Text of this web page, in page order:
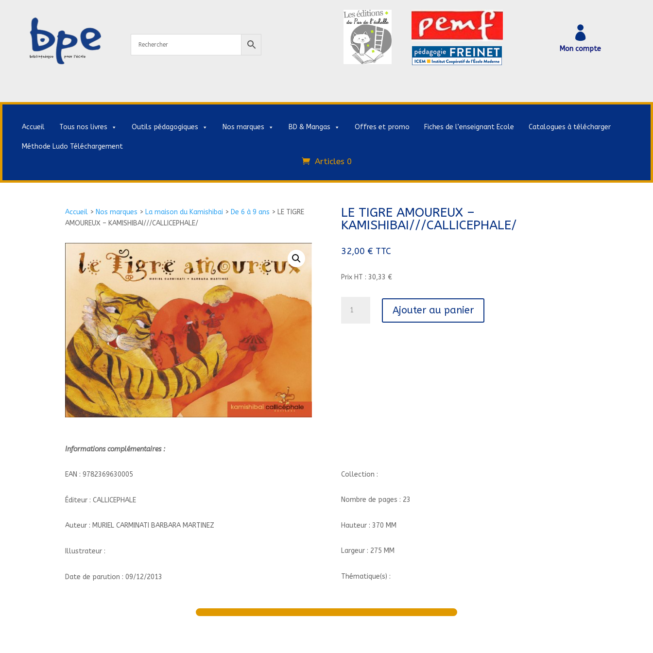

Mon compte
Accueil Tous nos livres Outils pédagogiques Nos marques BD & Mangas Offres et promo Fiches de l’enseignant Ecole Catalogues à télécharger
Méthode Ludo Téléchargement
Articles 0
Accueil > Nos marques > La maison du Kamishibai > De 6 à 9 ans > LE TIGRE
AMOUREUX – KAMISHIBAI///CALLICEPHALE/
LE TIGRE AMOUREUX –
KAMISHIBAI///CALLICEPHALE/
32,00 € TTC
Prix HT : 30,33 €
Ajouter au panier
Informations complémentaires :
EAN : 9782369630005
Éditeur : CALLICEPHALE
Auteur : MURIEL CARMINATI BARBARA MARTINEZ
Illustrateur :
Date de parution : 09/12/2013
Collection :
Nombre de pages : 23
Hauteur : 370 MM
Largeur : 275 MM
Thématique(s) :